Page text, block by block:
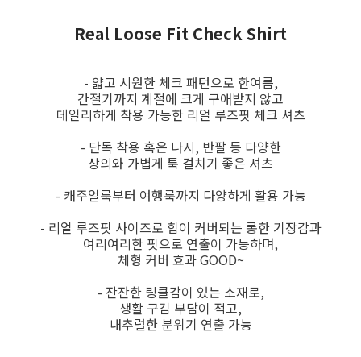
Real Loose Fit Check Shirt
- 얇고 시원한 체크 패턴으로 한여름,
간절기까지 계절에 크게 구애받지 않고
데일리하게 착용 가능한 리얼 루즈핏 체크 셔츠
- 단독 착용 혹은 나시, 반팔 등 다양한
상의와 가볍게 툭 걸치기 좋은 셔츠
- 캐주얼룩부터 여행룩까지 다양하게 활용 가능
- 리얼 루즈핏 사이즈로 힙이 커버되는 롱한 기장감과
여리여리한 핏으로 연출이 가능하며,
체형 커버 효과 GOOD~
- 잔잔한 링클감이 있는 소재로,
생활 구김 부담이 적고,
내추럴한 분위기 연출 가능